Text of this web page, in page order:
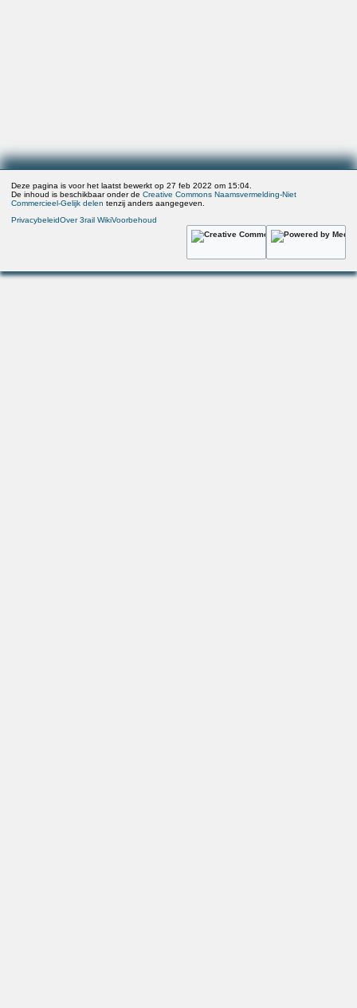
Deze pagina is voor het laatst bewerkt op 27 feb 2022 om 15:04.
De inhoud is beschikbaar onder deCreative Commons Naamsvermelding-Niet
Commercieel-Gelijk delen tenzij anders aangegeven.
PrivacybeleidOver 3rail WikiVoorbehoud